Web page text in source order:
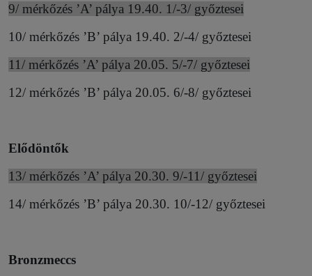
9/ mérkőzés ’A’ pálya 19.40. 1/-3/ győztesei
10/ mérkőzés ’B’ pálya 19.40. 2/-4/ győztesei
11/ mérkőzés ’A’ pálya 20.05. 5/-7/ győztesei
12/ mérkőzés ’B’ pálya 20.05. 6/-8/ győztesei
Elődöntők
13/ mérkőzés ’A’ pálya 20.30. 9/-11/ győztesei
14/ mérkőzés ’B’ pálya 20.30. 10/-12/ győztesei
Bronzmeccs